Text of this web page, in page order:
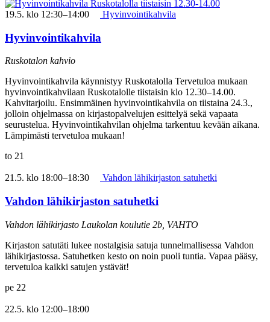
19.5. klo 12:30–14:00 Hyvinvointikahvila
Hyvinvointikahvila
Ruskotalon kahvio
Hyvinvointikahvila käynnistyy Ruskotalolla Tervetuloa mukaan
hyvinvointikahvilaan Ruskotalolle tiistaisin klo 12.30–14.00.
Kahvitarjoilu. Ensimmäinen hyvinvointikahvila on tiistaina 24.3.,
jolloin ohjelmassa on kirjastopalvelujen esittelyä sekä vapaata
seurustelua. Hyvinvointikahvilan ohjelma tarkentuu kevään aikana.
Lämpimästi tervetuloa mukaan!
to 21
21.5. klo 18:00–18:30 Vahdon lähikirjaston satuhetki
Vahdon lähikirjaston satuhetki
Vahdon lähikirjasto Laukolan koulutie 2b, VAHTO
Kirjaston satutäti lukee nostalgisia satuja tunnelmallisessa Vahdon
lähikirjastossa. Satuhetken kesto on noin puoli tuntia. Vapaa pääsy,
tervetuloa kaikki satujen ystävät!
pe 22
22.5. klo 12:00–18:00